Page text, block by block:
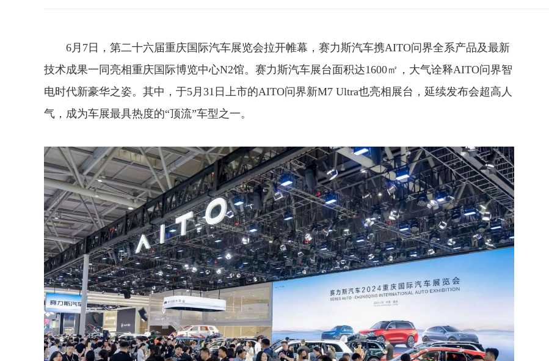
6月7日，第二十六届重庆国际汽车展览会拉开帷幕，赛力斯汽车携AITO问界全系产品及最新
技术成果一同亮相重庆国际博览中心N2馆。赛力斯汽车展台面积达1600㎡，大气诠释AITO问界智
电时代新豪华之姿。其中，于5月31日上市的AITO问界新M7 Ultra也亮相展台，延续发布会超高人
气，成为车展最具热度的“顶流”车型之一。